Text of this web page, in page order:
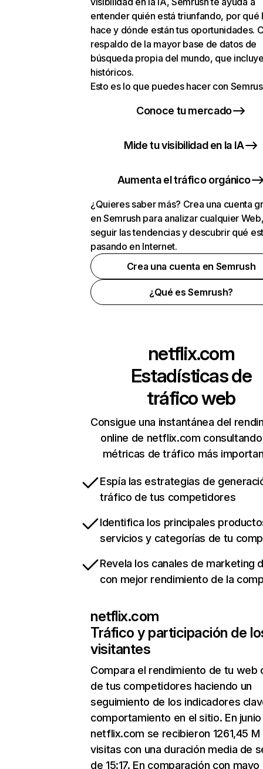
entender quién está triunfando, por qué
hace y dónde están tus oportunidades.
respaldo de la mayor base de datos de
búsqueda propia del mundo, que
históricos.
Esto es lo que puedes hacer con
Conoce tu mercado
Mide tu visibilidad en la IA
Aumenta el tráfico orgánico
¿Quieres saber más? Crea una cuenta
en Semrush para analizar cualquier
seguir las tendencias y descubrir qué
pasando en Internet.
Crea una cuenta en Semrush
¿Qué es Semrush?
netflix.com
Estadísticas de
tráfico web
Consigue una instantánea del
online de netflix.com
métricas de tráfico más
Espía las estrategias de
tráfico de tus competidores
Identifica los principales
servicios y categorías de tu
Revela los canales de marketing
con mejor rendimiento de la
netflix.com
Tráfico y participación de
visitantes
Compara el rendimiento de tu web
de tus competidores haciendo un
seguimiento de los indicadores
comportamiento en el sitio. En junio
netflix.com se recibieron 1261,45 M
visitas con una duración media de
de 15:17. En comparación con mayo